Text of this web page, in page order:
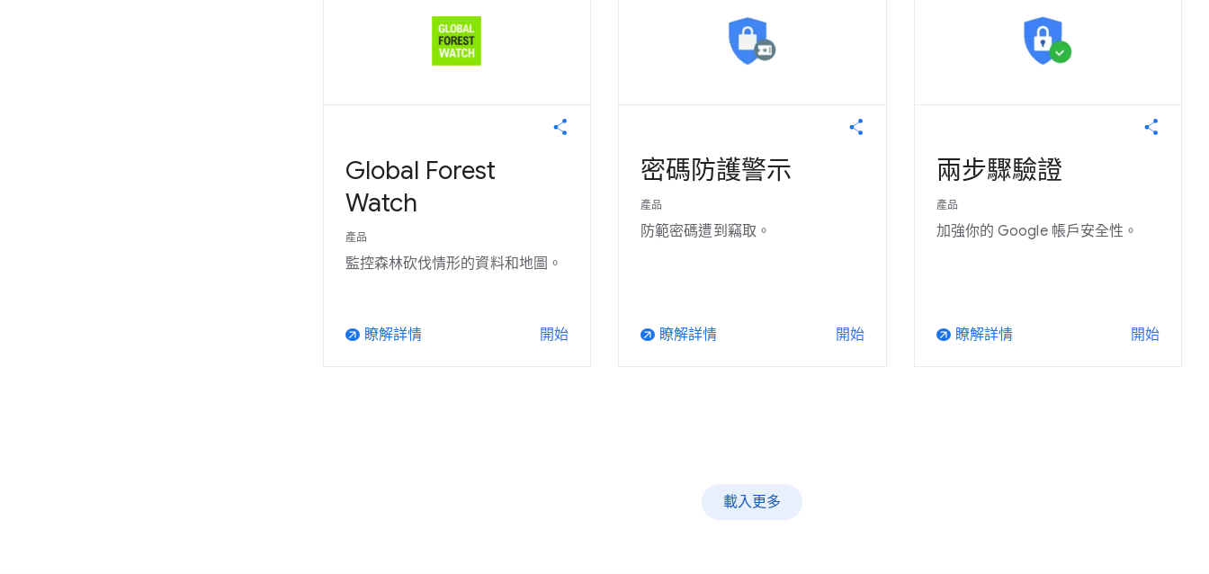
Global Forest
Watch
產品
監控森林砍伐情形的資料和地圖。
arrow_outward 瞭解詳情 開始
密碼防護警示
產品
防範密碼遭到竊取。
arrow_outward 瞭解詳情 開始
兩步驟驗證
產品
加強你的 Google 帳戶安全性。
arrow_outward 瞭解詳情 開始
載入更多